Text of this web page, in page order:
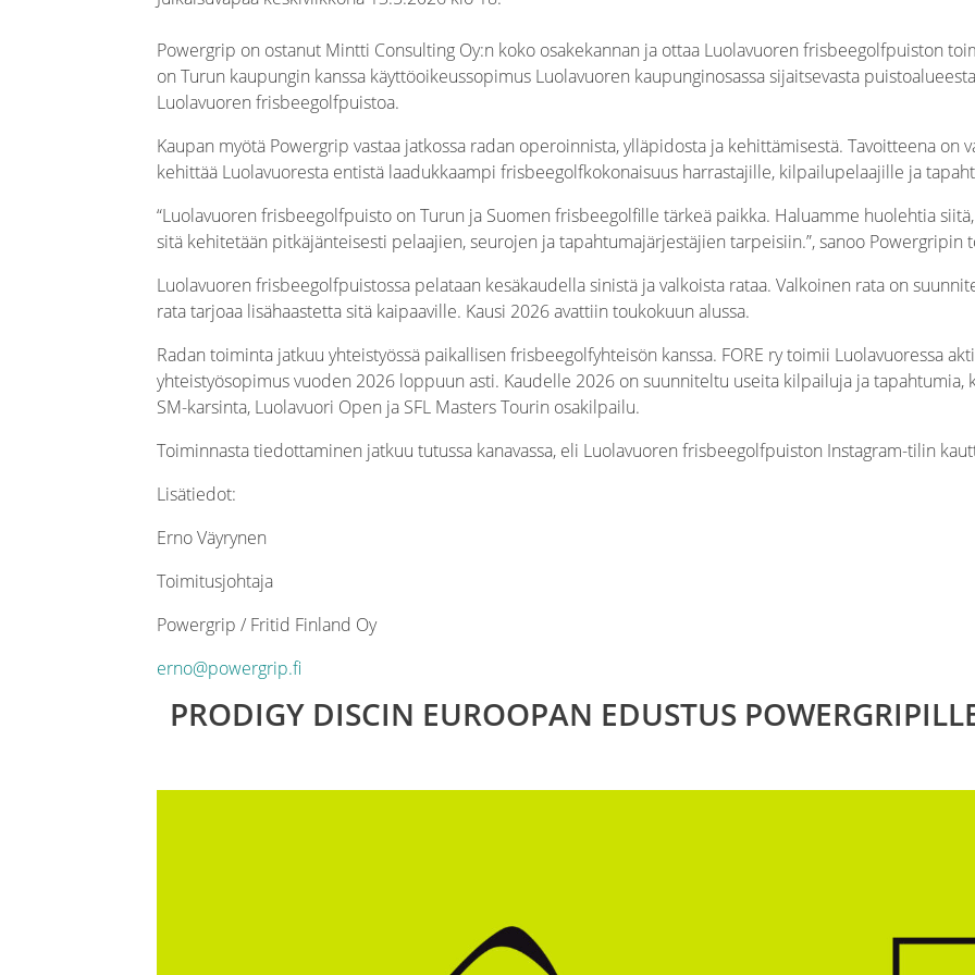
Powergrip on ostanut Mintti Consulting Oy:n koko osakekannan ja ottaa Luolavuoren frisbeegolfpuiston
on Turun kaupungin kanssa käyttöoikeussopimus Luolavuoren kaupunginosassa sijaitsevasta
Luolavuoren frisbeegolfpuistoa.
Kaupan myötä Powergrip vastaa jatkossa radan operoinnista, ylläpidosta ja kehittämisestä. Tavoitteena on
kehittää Luolavuoresta entistä laadukkaampi frisbeegolfkokonaisuus harrastajille, kilpailupelaajille ja
“Luolavuoren frisbeegolfpuisto on Turun ja Suomen frisbeegolfille tärkeä paikka. Haluamme huolehtia
sitä kehitetään pitkäjänteisesti pelaajien, seurojen ja tapahtumajärjestäjien tarpeisiin.”, sanoo Powergripin
Luolavuoren frisbeegolfpuistossa pelataan kesäkaudella sinistä ja valkoista rataa. Valkoinen rata on
rata tarjoaa lisähaastetta sitä kaipaaville. Kausi 2026 avattiin toukokuun alussa.
Radan toiminta jatkuu yhteistyössä paikallisen frisbeegolfyhteisön kanssa. FORE ry toimii Luolavuoressa
yhteistyösopimus vuoden 2026 loppuun asti. Kaudelle 2026 on suunniteltu useita kilpailuja ja tapahtumia,
SM-karsinta, Luolavuori Open ja SFL Masters Tourin osakilpailu.
Toiminnasta tiedottaminen jatkuu tutussa kanavassa, eli Luolavuoren frisbeegolfpuiston Instagram-tilin
Lisätiedot:
Erno Väyrynen
Toimitusjohtaja
Powergrip / Fritid Finland Oy
erno@powergrip.fi
PRODIGY DISCIN EUROOPAN EDUSTUS